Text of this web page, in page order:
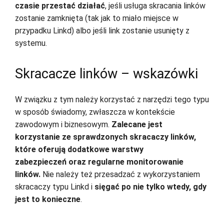
czasie przestać działać, jeśli usługa skracania linków
zostanie zamknięta (tak jak to miało miejsce w
przypadku Linkd) albo jeśli link zostanie usunięty z
systemu.
Skracacze linków – wskazówki
W związku z tym należy korzystać z narzędzi tego typu
w sposób świadomy, zwłaszcza w kontekście
zawodowym i biznesowym. Zalecane jest
korzystanie ze sprawdzonych skracaczy linków,
które oferują dodatkowe warstwy
zabezpieczeń oraz regularne monitorowanie
linków. Nie należy też przesadzać z wykorzystaniem
skracaczy typu Linkd i sięgać po nie tylko wtedy, gdy
jest to konieczne.